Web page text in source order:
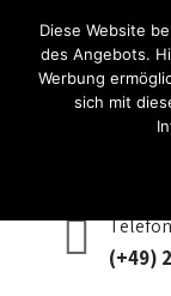
Telefon
(+49)
Anmelden
Diese Website
des Angebots.
Werbung
sich mit